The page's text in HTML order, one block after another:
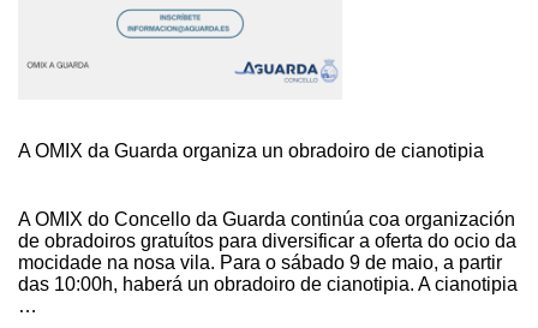
A OMIX da Guarda organiza un obradoiro de cianotipia
A OMIX do Concello da Guarda continúa coa organización
de obradoiros gratuítos para diversificar a oferta do ocio da
mocidade na nosa vila. Para o sábado 9 de maio, a partir
das 10:00h, haberá un obradoiro de cianotipia. A cianotipia
…